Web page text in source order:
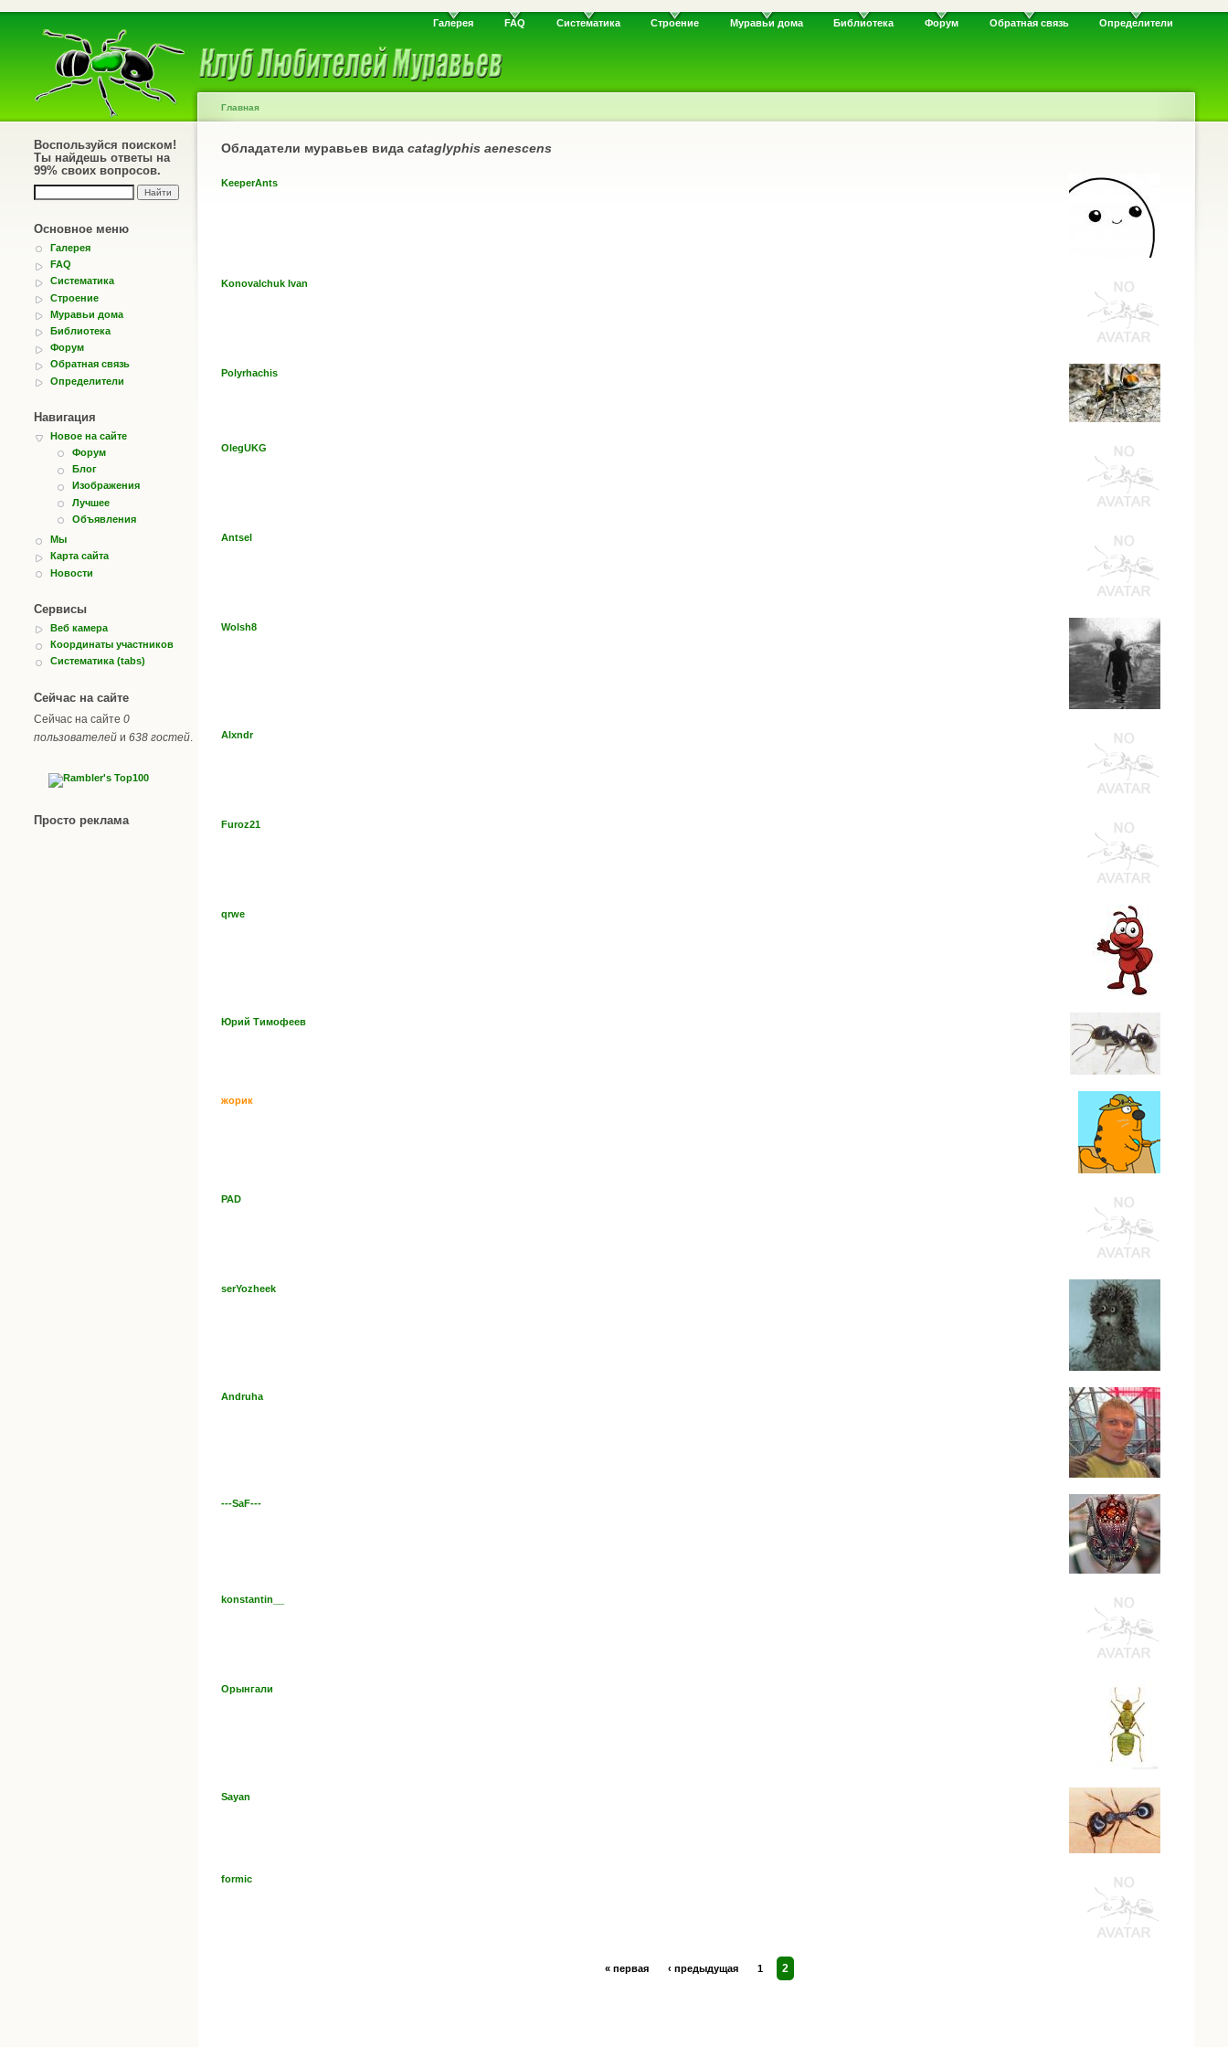
Галерея FAQ Систематика Строение Муравьи дома Библиотека Форум Обратная связь Определители
Воспользуйся поиском!
Ты найдешь ответы на
99% своих вопросов.
Основное меню
Галерея
FAQ
Систематика
Строение
Муравьи дома
Библиотека
Форум
Обратная связь
Определители
Навигация
Новое на сайте
Форум
Блог
Изображения
Лучшее
Объявления
Мы
Карта сайта
Новости
Сервисы
Веб камера
Координаты участников
Систематика (tabs)
Сейчас на сайте
Сейчас на сайте 0
пользователей и 638 гостей
Просто реклама
Главная
Обладатели муравьев вида cataglyphis aenescens
KeeperAnts
Konovalchuk Ivan
Polyrhachis
OlegUKG
Antsel
Wolsh8
Alxndr
Furoz21
qrwe
Юрий Тимофеев
жорик
PAD
serYozheek
Andruha
---SaF---
konstantin__
Орынгали
Sayan
formic
« первая ‹ предыдущая 1 2